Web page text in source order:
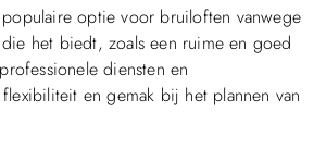
optie voor bruiloften vanwege
het biedt, zoals een ruime en goed
diensten en
en gemak bij het plannen van